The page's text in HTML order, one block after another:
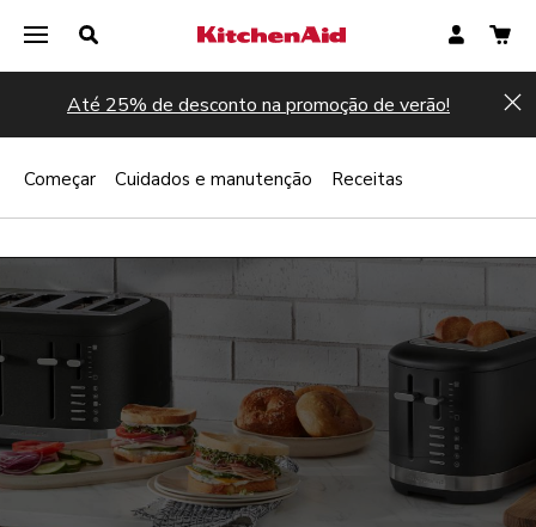
Até 25% de desconto na promoção de verão!
Registar agora
Começar Cuidados e manutenção Receitas